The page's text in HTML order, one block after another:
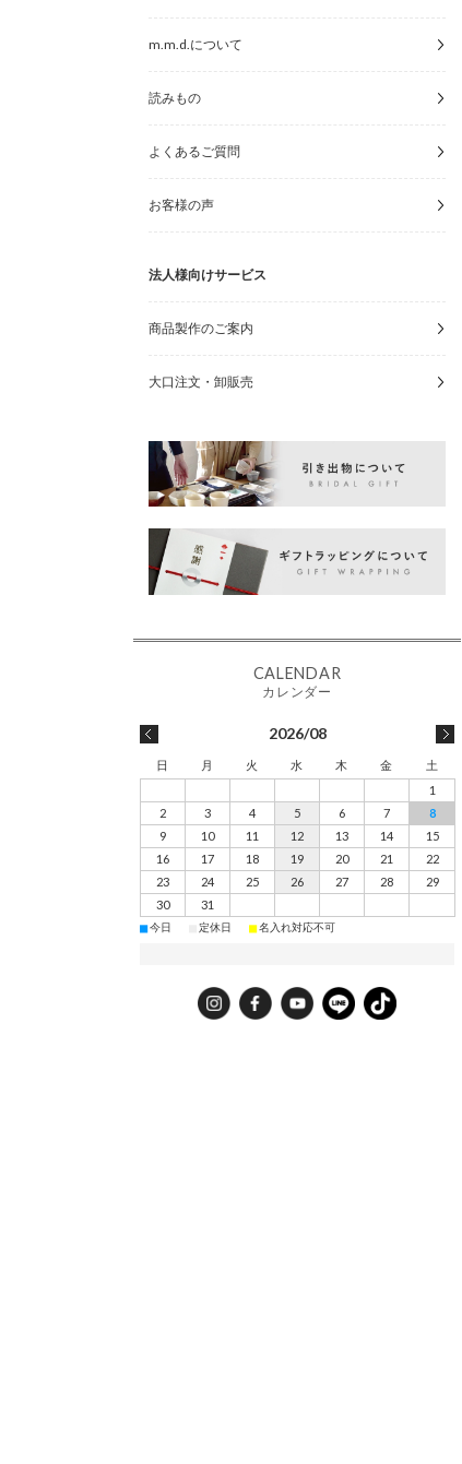
m.m.d.について
読みもの
よくあるご質問
お客様の声
法人様向けサービス
商品製作のご案内
大口注文・卸販売
2026/08
日 月 火 水 木 金
土
1
2
3 4 5 6 7
8
9
10 11 12 13 14
15
16
17 18 19 20 21
22
23
24 25 26 27 28
29
30
31
■今日 定休日 ■名入れ対応不可
InstagramFacebookYouTube
LINE